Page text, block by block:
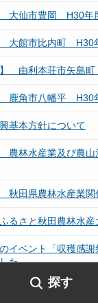
探す
大仙市豊岡 H30年
大館市比内町 H30
】 由利本荘市矢島
鹿角市八幡平 H30
基本方針について
農林水産業及び農山
秋田県農林水産業関
るさと秋田農林水
イベント「収穫感
た
鹿角市八幡平 Ｈ29